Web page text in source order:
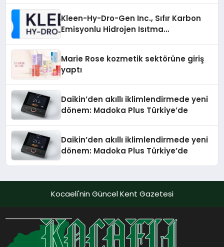
Kleen-Hy-Dro-Gen Inc., Sıfır Karbon
Emisyonlu Hidrojen Isıtma
Marie Rose kozmetik sektörüne giriş
yaptı
Daikin’den akıllı iklimlendirmede yeni
dönem: Madoka Plus Türkiye’de
Daikin’den akıllı iklimlendirmede yeni
dönem: Madoka Plus Türkiye’de
Kocaeli'nin Güncel Kent Gazetesi